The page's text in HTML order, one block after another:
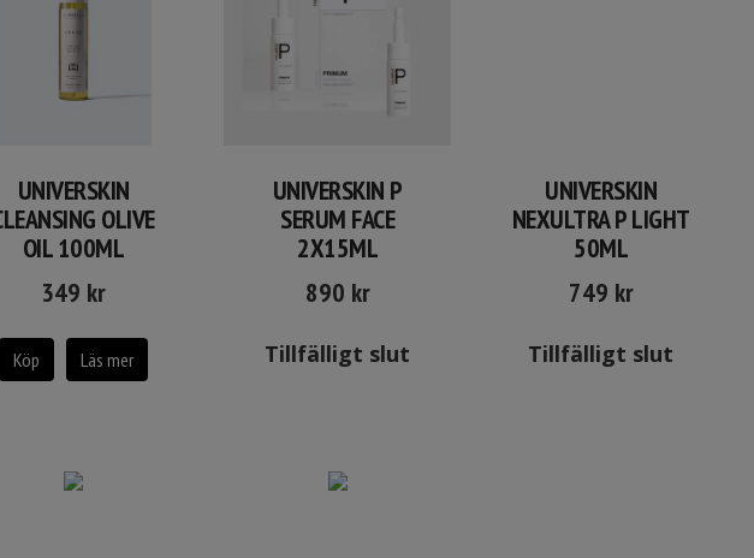
UNIVERSKIN
OLIVE
OIL 100ML
349 kr
Köp Läs mer
UNIVERSKIN P
SERUM FACE
2X15ML
890 kr
Tillfälligt slut
UNIVERSKIN
NEXULTRA P LIGHT
50ML
749 kr
Tillfälligt slut